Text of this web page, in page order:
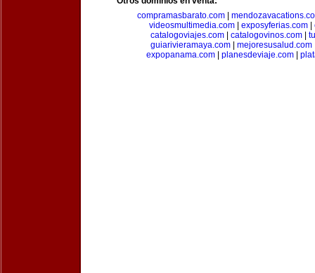
compramasbarato.com|
videosmultimedia.com
exposyferias.com
catalogoviajes.com| catalogovinos.com|
guiarivieramaya.com
mejoresusalud.com
expopanama.com| planesdeviaje.com|